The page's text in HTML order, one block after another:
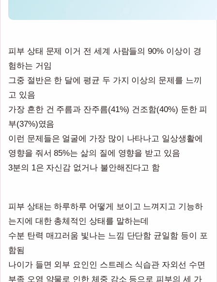
피부 상태 문제 이거 전 세계 사람들의 90% 이상이 경
험하는 거임
그중 절반은 한 달에 평균 두 가지 이상의 문제를 느끼
고 있음
가장 흔한 건 주름과 잔주름(41%) 건조함(40%) 둔한 피
부(37%)였음
이런 문제들은 얼굴에 가장 많이 나타나고 일상생활에
영향을 줘서 85%는 삶의 질에 영향을 받고 있음
3분의 1은 자신감 없거나 불안해진다고 함
피부 상태는 하루하루 어떻게 보이고 느껴지고 기능하
는지에 대한 총체적인 상태를 말하는데
수분 탄력 매끄러움 빛나는 느낌 단단함 균일함 등이 포
함됨
나이가 들면 외부 요인인 스트레스 식습관 자외선 수면
부족 오염 약물로 인한 체중 감소 등으로 피부의 세 가